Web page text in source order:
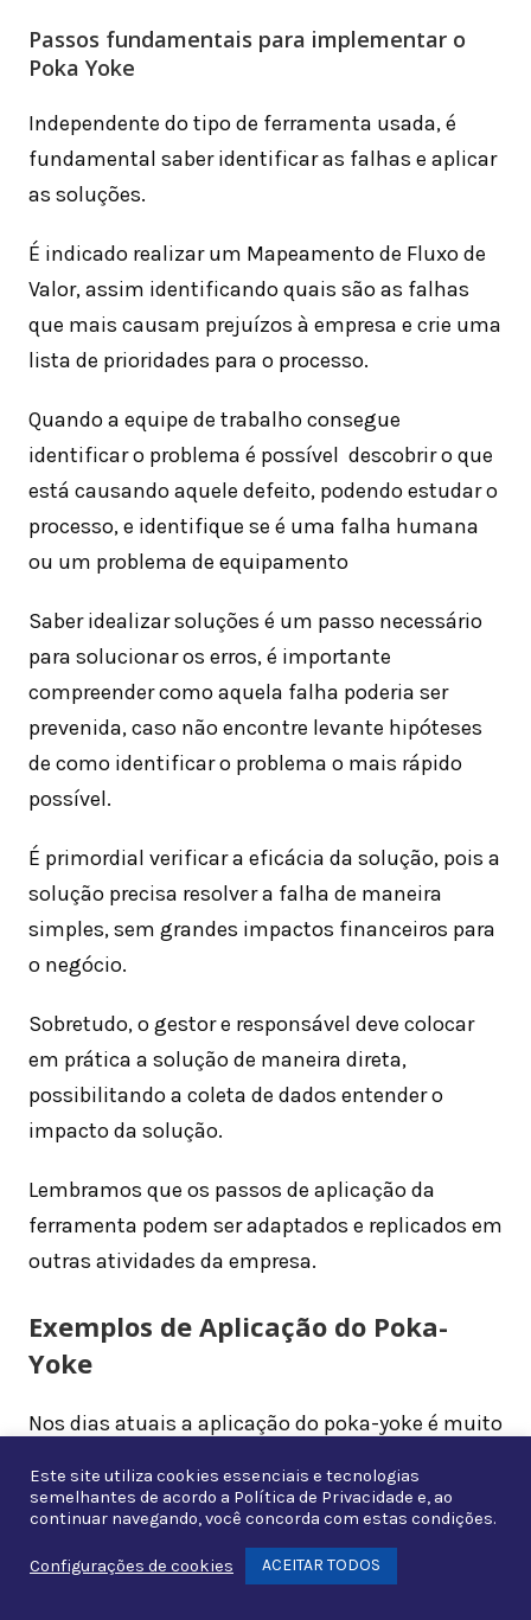
Passos fundamentais para implementar o
Poka Yoke
Independente do tipo de ferramenta usada, é
fundamental saber identificar as falhas e aplicar
as soluções.
É indicado realizar um Mapeamento de Fluxo de
Valor, assim identificando quais são as falhas
que mais causam prejuízos à empresa e crie uma
lista de prioridades para o processo.
Quando a equipe de trabalho consegue
identificar o problema é possível descobrir o que
está causando aquele defeito, podendo estudar o
processo, e identifique se é uma falha humana
ou um problema de equipamento
Saber idealizar soluções é um passo necessário
para solucionar os erros, é importante
compreender como aquela falha poderia ser
prevenida, caso não encontre levante hipóteses
de como identificar o problema o mais rápido
possível.
É primordial verificar a eficácia da solução, pois a
solução precisa resolver a falha de maneira
simples, sem grandes impactos financeiros para
o negócio.
Sobretudo, o gestor e responsável deve colocar
em prática a solução de maneira direta,
possibilitando a coleta de dados entender o
impacto da solução.
Lembramos que os passos de aplicação da
ferramenta podem ser adaptados e replicados em
outras atividades da empresa.
Exemplos de Aplicação do Poka-
Yoke
Nos dias atuais a aplicação do poka-yoke é muito
Como exemplos de tais aplicações podemos citar
usos como:
Este site utiliza cookies essenciais e tecnologias
semelhantes de acordo a Política de Privacidade e, ao
continuar navegando, você concorda com estas condições.
Configurações de cookies ACEITAR TODOS